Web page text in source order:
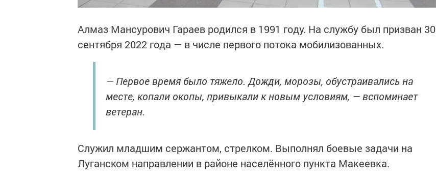
Алмаз Мансурович Гараев родился в 1991 году. На службу был призван 30
сентября 2022 года — в числе первого потока мобилизованных.
— Первое время было тяжело. Дожди, морозы, обустраивались на
месте, копали окопы, привыкали к новым условиям, — вспоминает
ветеран.
Служил младшим сержантом, стрелком. Выполнял боевые задачи на
Луганском направлении в районе населённого пункта Макеевка.